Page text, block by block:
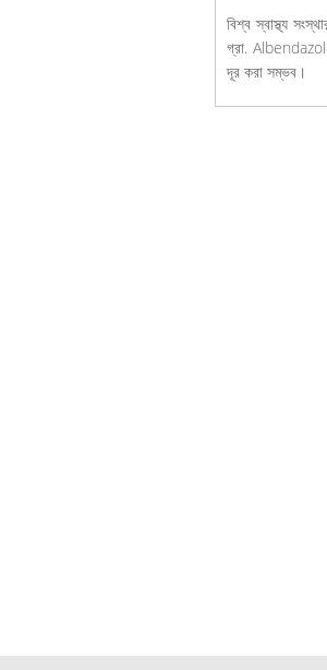
বিশ্ব স্বাস্থ্য
গ্রা.
দূর করা সম্ভব।